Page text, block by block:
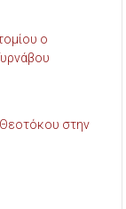
ο
στην